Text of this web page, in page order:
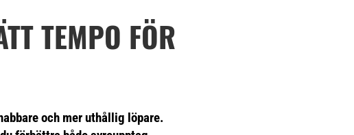
TEMPO FÖR
och mer uthållig löpare.